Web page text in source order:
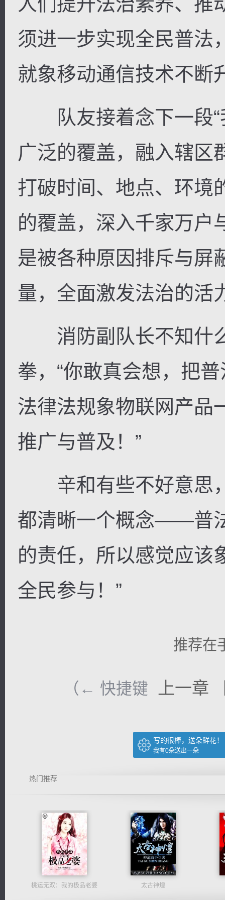
须进一步实现全民普法
就象移动通信技术不断
队友接着念下一段“
广泛的覆盖，融入辖区
打破时间、地点、环境
的覆盖，深入千家万户
是被各种原因排斥与屏
量，全面激发法治的
消防副队长不知什
拳，“你敢真会想，把
法律法规象物联网产品
推广与普及！”
辛和有些不好意思，
都清晰一个概念——普
的责任，所以感觉应该
全民参与！”
推荐在
（← 快捷键 上一章
写的很棒，送朵鲜花！
我有0朵送出一朵
热门推荐
桃运无双：我的极品老婆 太古神煌